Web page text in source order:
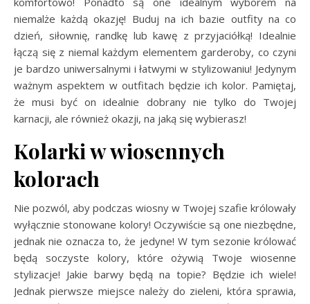
niemalże każdą okazję! Buduj na ich bazie outfity na co
dzień, siłownię, randkę lub kawę z przyjaciółką! Idealnie
łączą się z niemal każdym elementem garderoby, co czyni
je bardzo uniwersalnymi i łatwymi w stylizowaniu! Jedynym
ważnym aspektem w outfitach będzie ich kolor. Pamiętaj,
że musi być on idealnie dobrany nie tylko do Twojej
karnacji, ale również okazji, na jaką się wybierasz!
Kolarki w wiosennych
kolorach
Nie pozwól, aby podczas wiosny w Twojej szafie królowały
wyłącznie stonowane kolory! Oczywiście są one niezbędne,
jednak nie oznacza to, że jedyne! W tym sezonie królować
będą soczyste kolory, które ożywią Twoje wiosenne
stylizacje! Jakie barwy będą na topie? Będzie ich wiele!
Jednak pierwsze miejsce należy do zieleni, która sprawia,